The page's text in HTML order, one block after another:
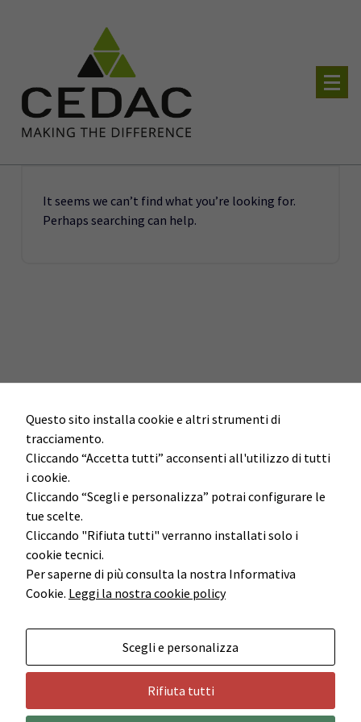
It seems we can’t find what you’re looking for.
Perhaps searching can help.
Cedac Holding S.r.l. - P.I. 02855451205© 2014 |
Questo sito installa cookie e altri strumenti di
tracciamento.
Cliccando “Accetta tutti” acconsenti all'utilizzo di tutti
i cookie.
Cliccando “Scegli e personalizza” potrai configurare le
tue scelte.
Cliccando "Rifiuta tutti" verranno installati solo i
cookie tecnici.
Per saperne di più consulta la nostra Informativa
Cookie. Leggi la nostra cookie policy
Scegli e personalizza
Rifiuta tutti